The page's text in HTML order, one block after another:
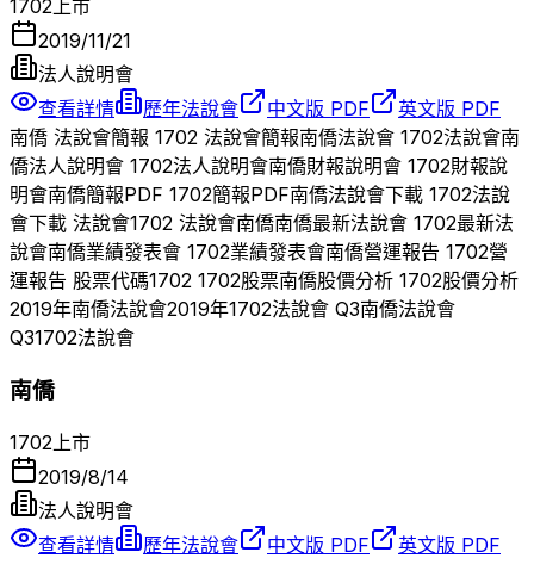
1702 上市
2019/11/21
法人說明會
查看詳情
歷年法說會 中文版 PDF
英文版 PDF
南僑 法說會簡報 1702 法說會簡報南僑法說會 1702法說會南
僑法人說明會 1702法人說明會南僑財報說明會 1702財報說
明會南僑簡報PDF 1702簡報PDF南僑法說會下載 1702法說
會下載 法說會1702 法說會南僑南僑最新法說會 1702最新法
說會南僑業績發表會 1702業績發表會南僑營運報告 1702營
運報告 股票代碼1702 1702股票南僑股價分析 1702股價分析
2019年南僑法說會2019年1702法說會 Q3南僑法說會
Q31702法說會
南僑
1702上市
2019/8/14
法人說明會
查看詳情
歷年法說會 中文版 PDF 英文版 PDF